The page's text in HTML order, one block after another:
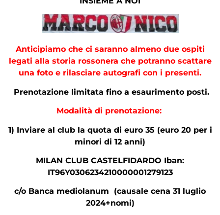
Anticipiamo che ci saranno almeno due ospiti
legati alla storia rossonera che potranno scattare
una foto e rilasciare autografi con i presenti.
Prenotazione limitata fino a esaurimento posti.
Modalità di prenotazione:
1) Inviare al club la quota di euro 35 (euro 20 per i
minori di 12 anni)
MILAN CLUB CASTELFIDARDO Iban:
IT96Y0306234210000001279123
c/o Banca mediolanum (causale cena 31 luglio
2024+nomi)